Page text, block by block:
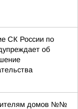
СК России по
об
домов №№